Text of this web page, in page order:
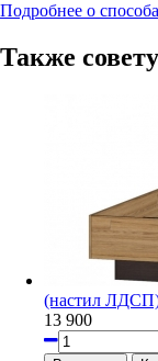
Подробнее о
Также
(настил
13 900